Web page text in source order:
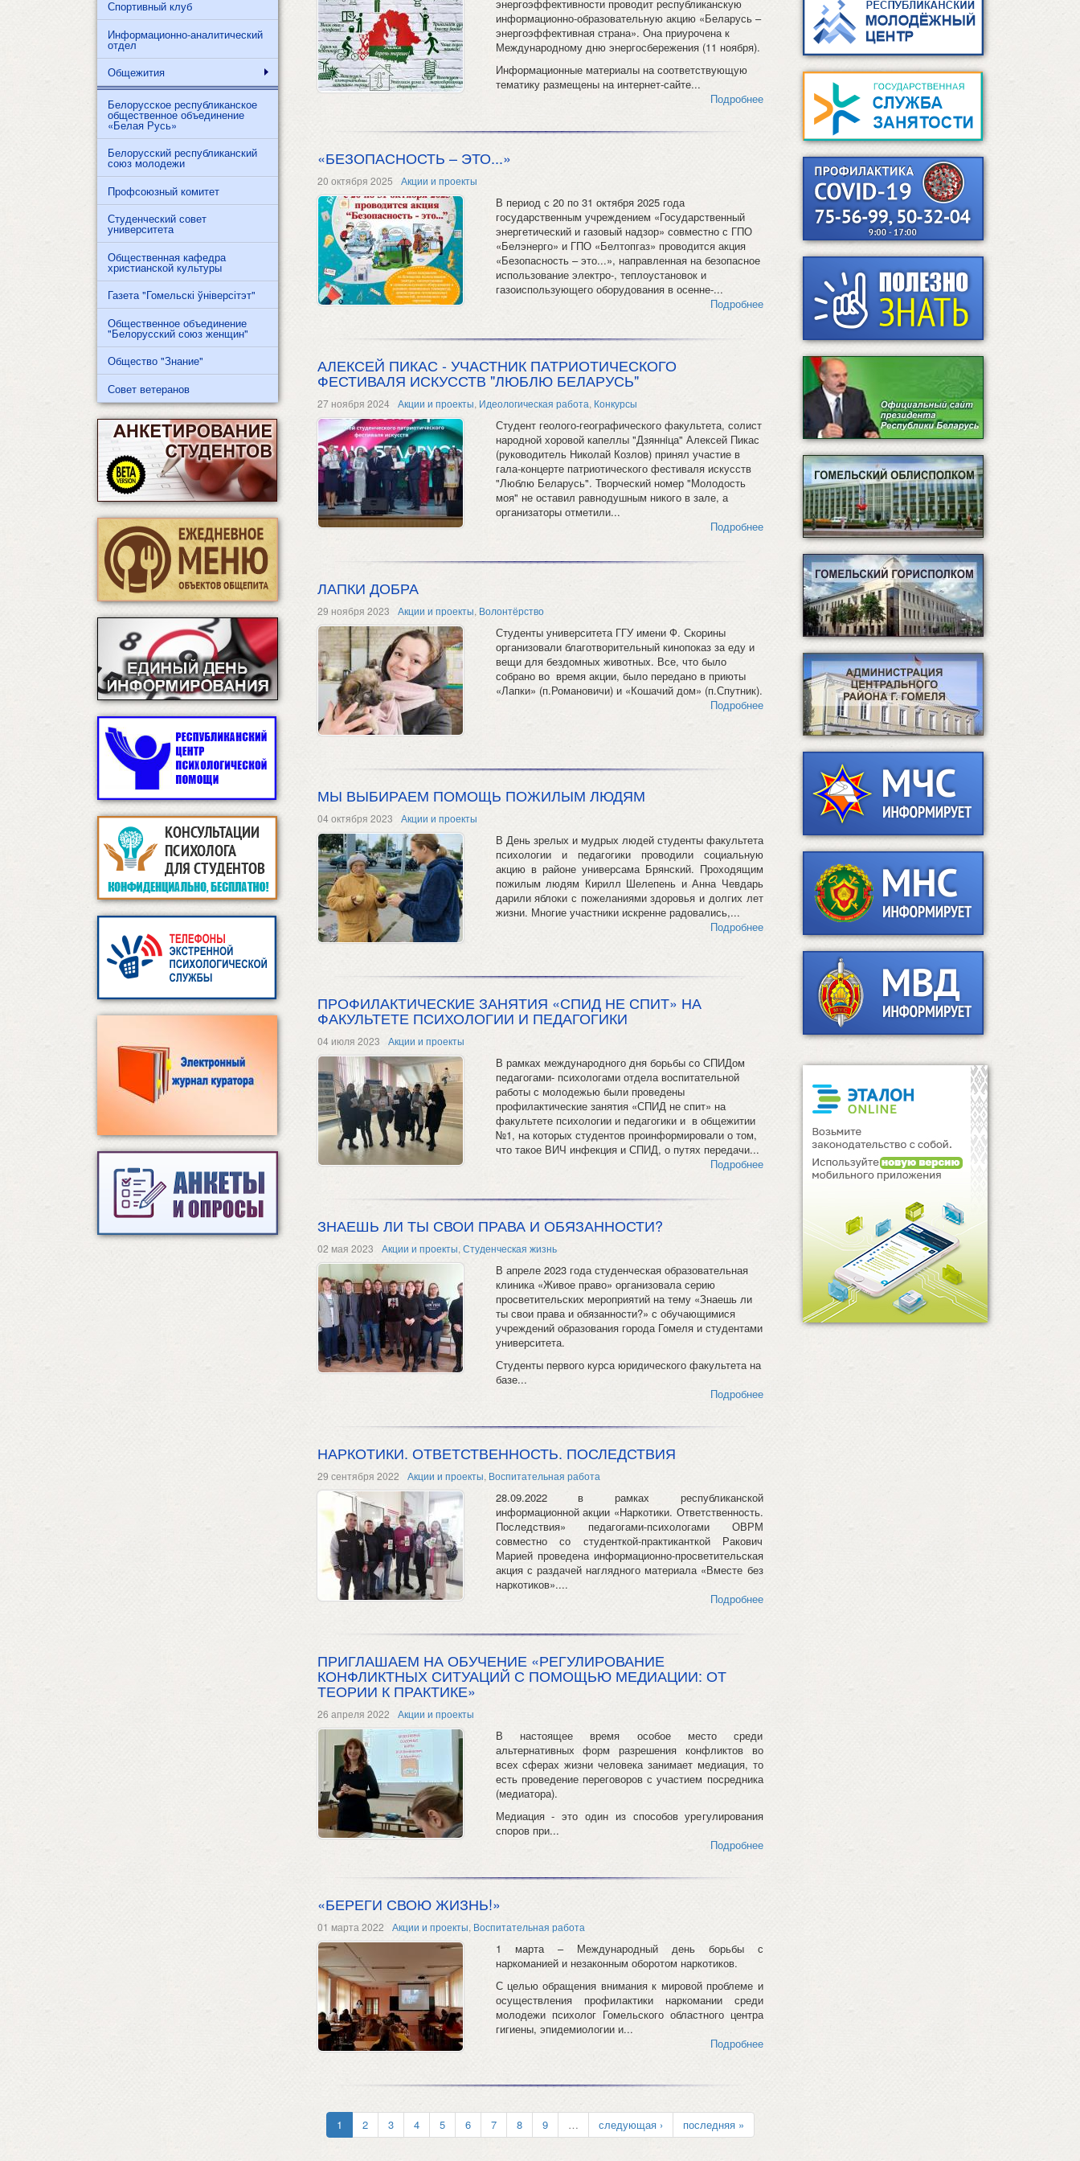
Спортивный клуб
Информационно-аналитический
отдел
Общежития
Белорусское республиканское
общественное объединение
«Белая Русь»
Белорусский республиканский
союз молодежи
Профсоюзный комитет
Студенческий совет
университета
Общественная кафедра
христианской культуры
Газета "Гомельскі ўніверсітэт"
Общественное объединение
"Белорусский союз женщин"
Общество "Знание"
Совет ветеранов
энергоэффективности проводит республиканскую
информационно-образовательную акцию «Беларусь –
энергоэффективная страна». Она приурочена к
Международному дню энергосбережения (11 ноября).
Информационные материалы на соответствующую
тематику размещены на интернет-сайте...
Подробнее
«БЕЗОПАСНОСТЬ – ЭТО...»
20 октября 2025 Акции и проекты
В период с 20 по 31 октября 2025 года
государственным учреждением «Государственный
энергетический и газовый надзор» совместно с ГПО
«Белэнерго» и ГПО «Белтопгаз» проводится акция
«Безопасность – это...», направленная на безопасное
использование электро-, теплоустановок и
газоиспользующего оборудования в осенне-...
Подробнее
АЛЕКСЕЙ ПИКАС - УЧАСТНИК ПАТРИОТИЧЕСКОГО
ФЕСТИВАЛЯ ИСКУССТВ "ЛЮБЛЮ БЕЛАРУСЬ"
27 ноября 2024 Акции и проекты, Идеологическая работа, Конкурсы
Студент геолого-географического факультета, солист
народной хоровой капеллы "Дзяннiца" Алексей Пикас
(руководитель Николай Козлов) принял участие в
гала-концерте патриотического фестиваля искусств
"Люблю Беларусь". Творческий номер "Молодость
моя" не оставил равнодушным никого в зале, а
организаторы отметили...
Подробнее
ЛАПКИ ДОБРА
29 ноября 2023 Акции и проекты, Волонтёрство
Студенты университета ГГУ имени Ф. Скорины
организовали благотворительный кинопоказ за еду и
вещи для бездомных животных. Все, что было
собрано во время акции, было передано в приюты
«Лапки» (п.Романовичи) и «Кошачий дом» (п.Спутник).
Подробнее
МЫ ВЫБИРАЕМ ПОМОЩЬ ПОЖИЛЫМ ЛЮДЯМ
04 октября 2023 Акции и проекты
В День зрелых и мудрых людей студенты факультета
психологии и педагогики проводили социальную
акцию в районе универсама Брянский. Проходящим
пожилым людям Кирилл Шелепень и Анна Чевдарь
дарили яблоки с пожеланиями здоровья и долгих лет
жизни. Многие участники искренне радовались,...
Подробнее
ПРОФИЛАКТИЧЕСКИЕ ЗАНЯТИЯ «СПИД НЕ СПИТ» НА
ФАКУЛЬТЕТЕ ПСИХОЛОГИИ И ПЕДАГОГИКИ
04 июля 2023 Акции и проекты
В рамках международного дня борьбы со СПИДом
педагогами- психологами отдела воспитательной
работы с молодежью были проведены
профилактические занятия «СПИД не спит» на
факультете психологии и педагогики и в общежитии
№1, на которых студентов проинформировали о том,
что такое ВИЧ инфекция и СПИД, о путях передачи...
Подробнее
ЗНАЕШЬ ЛИ ТЫ СВОИ ПРАВА И ОБЯЗАННОСТИ?
02 мая 2023 Акции и проекты, Студенческая жизнь
В апреле 2023 года студенческая образовательная
клиника «Живое право» организовала серию
просветительских мероприятий на тему «Знаешь ли
ты свои права и обязанности?» с обучающимися
учреждений образования города Гомеля и студентами
университета.
Студенты первого курса юридического факультета на
базе...
Подробнее
НАРКОТИКИ. ОТВЕТСТВЕННОСТЬ. ПОСЛЕДСТВИЯ
29 сентября 2022 Акции и проекты, Воспитательная работа
28.09.2022 в рамках республиканской
информационной акции «Наркотики. Ответственность.
Последствия» педагогами-психологами ОВРМ
совместно со студенткой-практиканткой Ракович
Марией проведена информационно-просветительская
акция с раздачей наглядного материала «Вместе без
наркотиков»....
Подробнее
ПРИГЛАШАЕМ НА ОБУЧЕНИЕ «РЕГУЛИРОВАНИЕ
КОНФЛИКТНЫХ СИТУАЦИЙ С ПОМОЩЬЮ МЕДИАЦИИ: ОТ
ТЕОРИИ К ПРАКТИКЕ»
26 апреля 2022 Акции и проекты
В настоящее время особое место среди
альтернативных форм разрешения конфликтов во
всех сферах жизни человека занимает медиация, то
есть проведение переговоров с участием посредника
(медиатора).
Медиация ‑ это один из способов урегулирования
споров при...
Подробнее
«БЕРЕГИ СВОЮ ЖИЗНЬ!»
01 марта 2022 Акции и проекты, Воспитательная работа
1 марта – Международный день борьбы с
наркоманией и незаконным оборотом наркотиков.
С целью обращения внимания к мировой проблеме и
осуществления профилактики наркомании среди
молодежи психолог Гомельского областного центра
гигиены, эпидемиологии и...
Подробнее
1 2 3 4 5 6 7 8 9 … следующая › последняя »